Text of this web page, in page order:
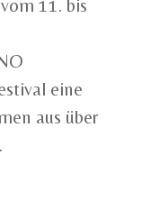
11. bis
eine
aus über